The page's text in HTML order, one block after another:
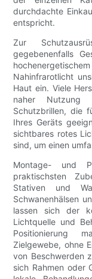
durchdachte
entspricht.
Zur
gegebenenfalls
Nahinfrarotlicht
Haut ein. Viele
naher Nutzung
Schutzbrillen, die
Ihres Geräts
sichtbares rotes
sind, um einen
Montage- und
praktischsten
Stativen und
Schwanenhälsen
lassen sich der
Lichtquelle und
Positionierung
Zielgewebe, ohne
von Beschwerden
sich Rahmen oder